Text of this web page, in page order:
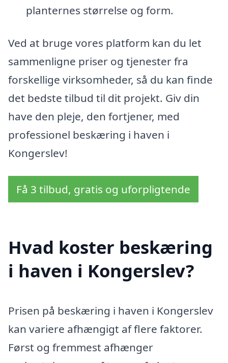
planternes størrelse og form.
Ved at bruge vores platform kan du let
sammenligne priser og tjenester fra
forskellige virksomheder, så du kan finde
det bedste tilbud til dit projekt. Giv din
have den pleje, den fortjener, med
professionel beskæring i haven i
Kongerslev!
Få 3 tilbud, gratis og uforpligtende
Hvad koster beskæring
i haven i Kongerslev?
Prisen på beskæring i haven i Kongerslev
kan variere afhængigt af flere faktorer.
Først og fremmest afhænger